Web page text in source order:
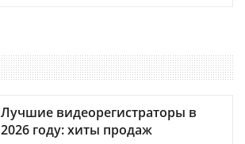
Лучшие видеорегистраторы в
2026 году: хиты продаж